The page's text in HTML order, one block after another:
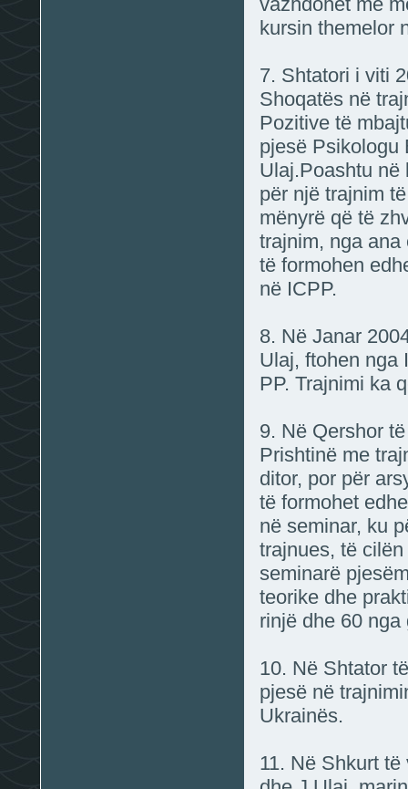
kursin themelor
7. Shtatori i viti
Shoqatës në
Pozitive të
pjesë Psikologu
Ulaj.Poashtu në
për një trajnim
mënyrë që të
trajnim, nga
të formohen
në ICPP.
8. Në Janar
Ulaj, ftohen nga
PP. Trajnimi ka
9. Në Qershor
Prishtinë me
ditor, por për
të formohet
në seminar, ku
trajnues, të
seminarë
teorike dhe
rinjë dhe 60 nga
10. Në Shtator
pjesë në
Ukrainës.
11. Në Shkurt